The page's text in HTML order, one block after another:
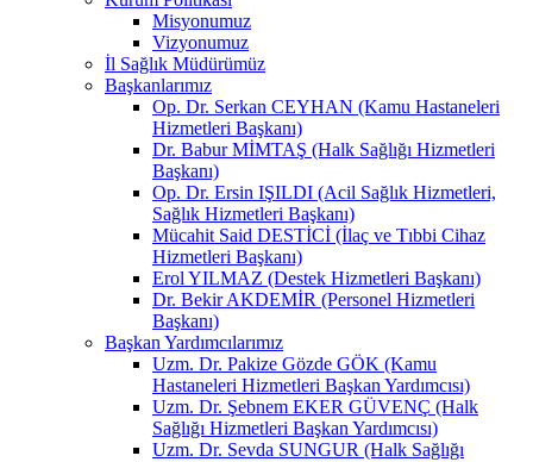
Misyonumuz
Vizyonumuz
İl Sağlık Müdürümüz
Başkanlarımız
Op. Dr. Serkan CEYHAN (Kamu Hastaneleri
Hizmetleri Başkanı)
Dr. Babur MİMTAŞ (Halk Sağlığı Hizmetleri
Başkanı)
Op. Dr. Ersin IŞILDI (Acil Sağlık Hizmetleri,
Sağlık Hizmetleri Başkanı)
Mücahit Said DESTİCİ (İlaç ve Tıbbi Cihaz
Hizmetleri Başkanı)
Erol YILMAZ (Destek Hizmetleri Başkanı)
Dr. Bekir AKDEMİR (Personel Hizmetleri
Başkanı)
Başkan Yardımcılarımız
Uzm. Dr. Pakize Gözde GÖK (Kamu
Hastaneleri Hizmetleri Başkan Yardımcısı)
Uzm. Dr. Şebnem EKER GÜVENÇ (Halk
Sağlığı Hizmetleri Başkan Yardımcısı)
Uzm. Dr. Sevda SUNGUR (Halk Sağlığı